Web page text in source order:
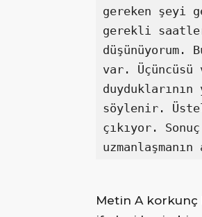
gereken şeyi
gerekli
var.
söylenir.
çıkıyor.
Metin A